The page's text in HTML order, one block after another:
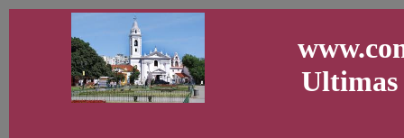
Ultimas